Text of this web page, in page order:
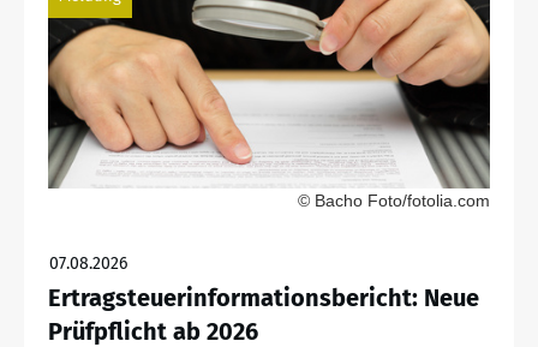
© Bacho Foto/fotolia.com
07.08.2026
Ertragsteuerinformationsbericht: Neue
Prüfpflicht ab 2026